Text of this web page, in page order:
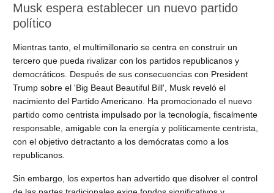
Musk espera establecer un nuevo partido
político
Mientras tanto, el multimillonario se centra en construir un
tercero que pueda rivalizar con los partidos republicanos y
democráticos. Después de sus consecuencias con President
Trump sobre el 'Big Beaut Beautiful Bill', Musk reveló el
nacimiento del Partido Americano. Ha promocionado el nuevo
partido como centrista impulsado por la tecnología, fiscalmente
responsable, amigable con la energía y políticamente centrista,
con el objetivo detractanto a los demócratas como a los
republicanos.
Sin embargo, los expertos han advertido que disolver el control